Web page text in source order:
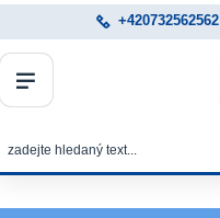
+420732562562